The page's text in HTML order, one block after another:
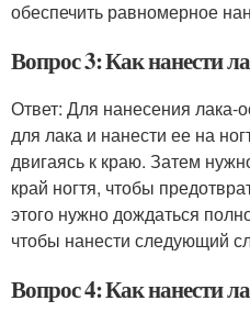
обеспечить равномерное
Вопрос 3: Как нанести
Ответ: Для нанесения лака-
для лака и нанести ее на
двигаясь к краю. Затем
край ногтя, чтобы
этого нужно дождаться
чтобы нанести следующий
Вопрос 4: Как нанести